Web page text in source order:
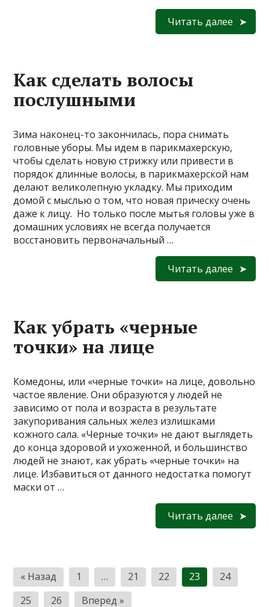
Читать далее
Как сделать волосы
послушными
Зима наконец-то закончилась, пора снимать
головные уборы. Мы идем в парикмахерскую,
чтобы сделать новую стрижку или привести в
порядок длинные волосы, в парикмахерской нам
делают великолепную укладку. Мы приходим
домой с мыслью о том, что новая прическу очень
даже к лицу. Но только после мытья головы уже в
домашних условиях не всегда получается
восстановить первоначальный …
Читать далее
Как убрать «черные
точки» на лице
Комедоны, или «черные точки» на лице, довольно
частое явление. Они образуются у людей не
зависимо от пола и возраста в результате
закупоривания сальных желез излишками
кожного сала. «Черные точки» не дают выглядеть
до конца здоровой и ухоженной, и большинство
людей не знают, как убрать «черные точки» на
лице. Избавиться от данного недостатка помогут
маски от …
Читать далее
П
а
« Назад 1 … 21 22 23
24
25
26 Вперед »